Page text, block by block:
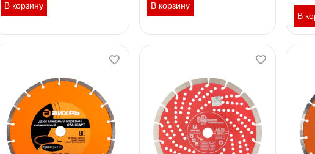
В корзину В корзину
В